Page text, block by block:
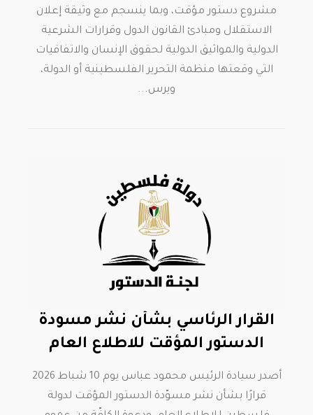
مشروع دستور مؤقت، وبما ينسجم مع وثيقة إعلان
الاستقلال ومبادئ القانون الدول وقرارات الشرعية
الدولية والمواثيق الدولية لحقوق الإنسان والاتفاقيات
التي وقعتها منظمة التحرير الفلسطينية أو الدولة،
ويرس...
القرار الرئاسي بشأن نشر مسودة
الدستور المؤقت للاطلاع العام
أصدر سيادة الرئيس محمود عباس يوم 10 شباط 2026
قرارًا بشأن نشر مسوّدة الدستور المؤقت لدولة